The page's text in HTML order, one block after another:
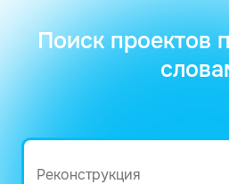
Поиск проектов